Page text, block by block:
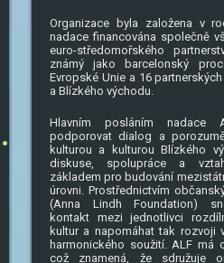
Organizace byla založena v
nadace financována společně
euro-středomořského
známý jako barcelonský
Evropské Unie a 16
a Blízkého východu.
Hlavním posláním nadace
podporovat dialog a
kulturou a kulturou Blízkého
diskuse, spolupráce a
základem pro budování
úrovni. Prostřednictvím
(Anna Lindh Foundation)
kontakt mezi jednotlivci
kultur a napomáhat tak rozvoji
harmonického soužití. ALF má
což znamená, že sdružuje